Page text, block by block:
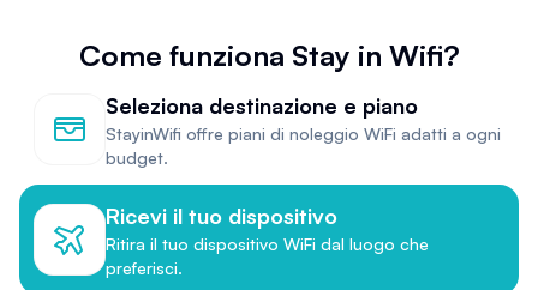
Come funziona Stay in Wifi?
Seleziona destinazione e piano
StayinWifi offre piani di noleggio WiFi adatti a ogni
budget.
Ricevi il tuo dispositivo
Ritira il tuo dispositivo WiFi dal luogo che
preferisci.